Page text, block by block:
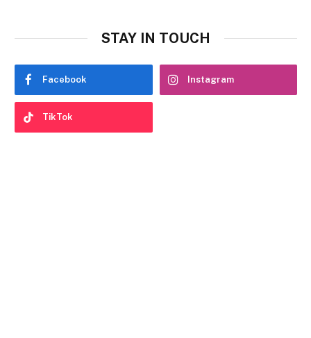
STAY IN TOUCH
Facebook Instagram
TikTok